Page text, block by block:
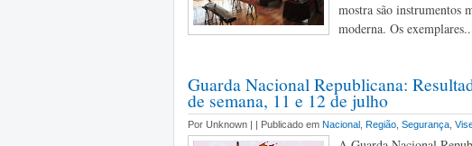
mostra são instrumentos
moderna. Os
Guarda Nacional Republicana:
de semana, 11 e 12 de julho
Por Unknown | | Publicado em Nacional Região Segurança